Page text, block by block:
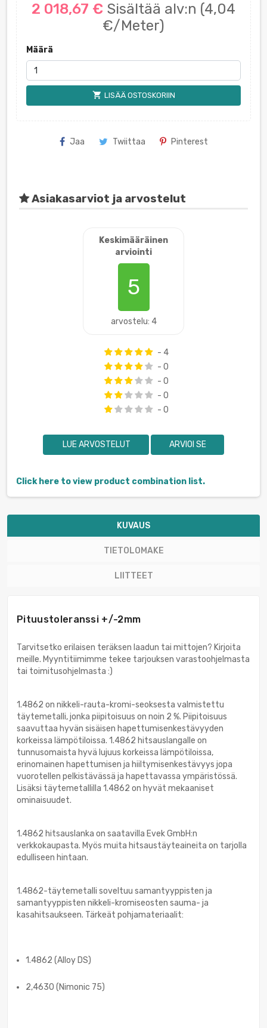
2 018,67 € Sisältää alv:n (4,04
€/Meter)
Määrä
shopping_cart LISÄÄ OSTOSKORIIN
Jaa Twiittaa Pinterest
Asiakasarviot ja arvostelut
Keskimääräinen
arviointi
5
arvostelu: 4
- 4
- 0
- 0
- 0
- 0
LUE ARVOSTELUT ARVIOI SE
Click here to view product combination list.
KUVAUS
TIETOLOMAKE
LIITTEET
Pituustoleranssi +/-2mm
Tarvitsetko erilaisen teräksen laadun tai mittojen? Kirjoita
meille. Myyntitiimimme tekee tarjouksen varastoohjelmasta
tai toimitusohjelmasta :)
1.4862 on nikkeli-rauta-kromi-seoksesta valmistettu
täytemetalli, jonka piipitoisuus on noin 2 %. Piipitoisuus
saavuttaa hyvän sisäisen hapettumisenkestävyyden
korkeissa lämpötiloissa. 1.4862 hitsauslangalle on
tunnusomaista hyvä lujuus korkeissa lämpötiloissa,
erinomainen hapettumisen ja hiiltymisenkestävyys jopa
vuorotellen pelkistävässä ja hapettavassa ympäristössä.
Lisäksi täytemetallilla 1.4862 on hyvät mekaaniset
ominaisuudet.
1.4862 hitsauslanka on saatavilla Evek GmbH:n
verkkokaupasta. Myös muita hitsaustäyteaineita on tarjolla
edulliseen hintaan.
1.4862-täytemetalli soveltuu samantyyppisten ja
samantyyppisten nikkeli-kromiseosten sauma- ja
kasahitsaukseen. Tärkeät pohjamateriaalit:
1.4862 (Alloy DS)
2,4630 (Nimonic 75)